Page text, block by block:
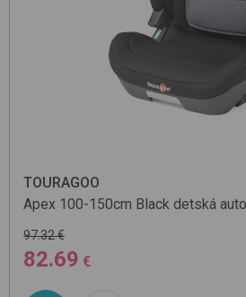
TOURAGOO
Apex 100-150cm Black detská
97.32 €
82.69 €